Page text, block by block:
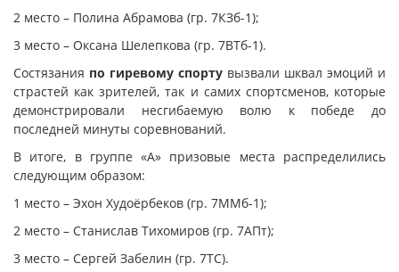
2 место – Полина Абрамова (гр. 7КЗб-1);
3 место – Оксана Шелепкова (гр. 7ВТб-1).
Состязания по гиревому спорту вызвали шквал эмоций и
страстей как зрителей, так и самих спортсменов, которые
демонстрировали несгибаемую волю к победе до
последней минуты соревнований.
В итоге, в группе «А» призовые места распределились
следующим образом:
1 место – Эхон Худоёрбеков (гр. 7ММб-1);
2 место – Станислав Тихомиров (гр. 7АПт);
3 место – Сергей Забелин (гр. 7ТС).